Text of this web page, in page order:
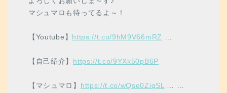
マシュマロも待ってるよ～！
【Youtube】 https://t.co/9hM9V66mRZ
【自己紹介】 https://t.co/9YXk50pB6P
【マシュマロ】 https://t.co/wQse0ZiqSL